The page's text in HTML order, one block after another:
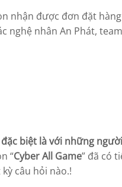
nhận được đơn đặt
nghệ nhân An Phát,
đặc biệt là với những
“Cyber All Game” đã có
câu hỏi nào.!